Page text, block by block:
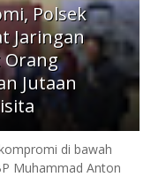
Polsek
Jaringan
Orang
Jutaan
di bawah
Muhammad Anton